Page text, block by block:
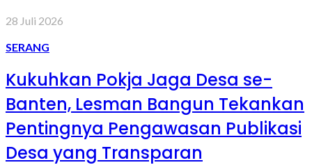
28 Juli 2026
SERANG
Kukuhkan Pokja Jaga Desa se-
Banten, Lesman Bangun Tekankan
Pentingnya Pengawasan Publikasi
Desa yang Transparan